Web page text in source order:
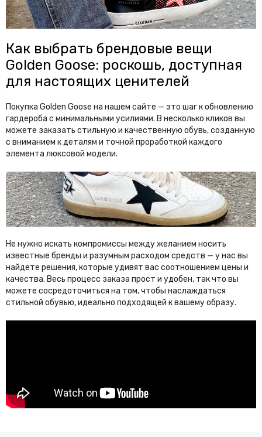
Hermes
Heron Preston
I
Isabel Marant
J
Jacquemus
Jaeger-LeCoultre
Jil Sander
Jimmy Choo
Jordan
Joslin
K
Karen Walker
Karl Lagerfeld
Kenzo
Khaite
Kiton
Kuboraum
L
M
Как выбрать брендовые вещи
Golden Goose: роскошь, доступная
для настоящих ценителей
Покупка Golden Goose на нашем сайте — это шаг к обновлению
гардероба с минимальными усилиями. В несколько кликов вы
можете заказать стильную и качественную обувь, созданную
с вниманием к деталям и точной проработкой каждого
элемента люксовой модели.
Не нужно искать компромиссы между желанием носить
известные бренды и разумным расходом средств — у нас вы
найдете решения, которые удивят вас соотношением цены и
качества. Весь процесс заказа прост и удобен, так что вы
можете сосредоточиться на том, чтобы наслаждаться
стильной обувью, идеально подходящей к вашему образу.